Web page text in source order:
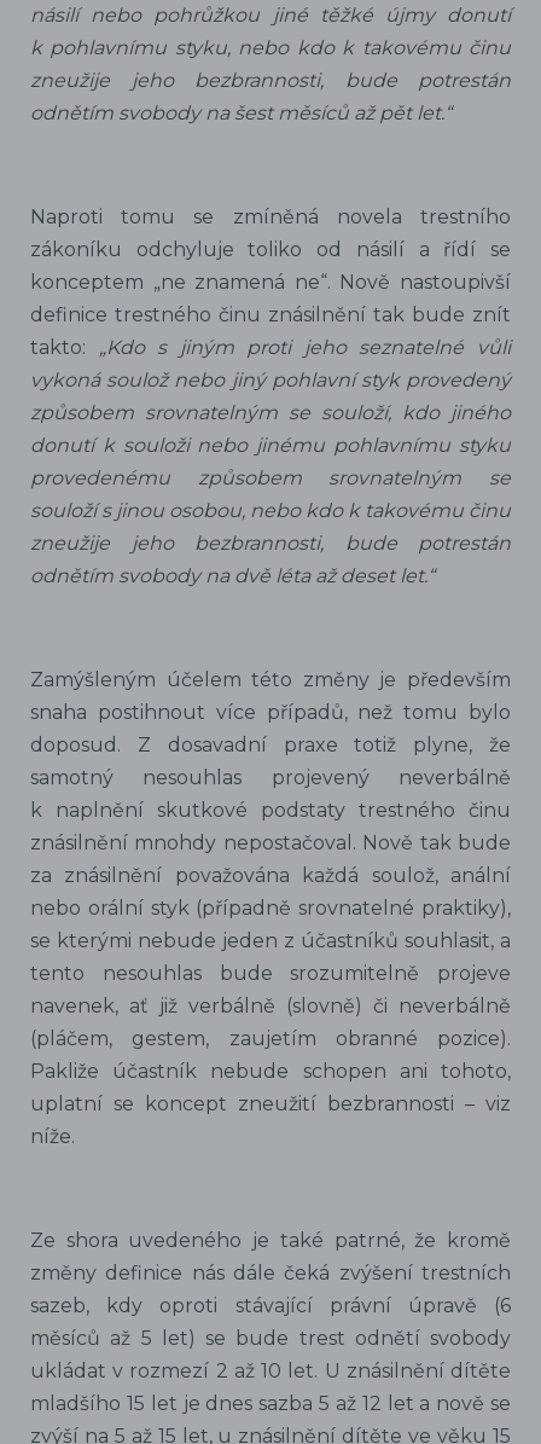
násilí nebo pohrůžkou jiné těžké újmy donutí
k pohlavnímu styku, nebo kdo k takovému činu
zneužije jeho bezbrannosti, bude potrestán
odnětím svobody na šest měsíců až pět let.“
Naproti tomu se zmíněná novela trestního
zákoníku odchyluje toliko od násilí a řídí se
konceptem „ne znamená ne“. Nově nastoupivší
definice trestného činu znásilnění tak bude znít
takto: „Kdo s jiným proti jeho seznatelné vůli
vykoná soulož nebo jiný pohlavní styk provedený
způsobem srovnatelným se souloží, kdo jiného
donutí k souloži nebo jinému pohlavnímu styku
provedenému způsobem srovnatelným se
souloží s jinou osobou, nebo kdo k takovému činu
zneužije jeho bezbrannosti, bude potrestán
odnětím svobody na dvě léta až deset let.“
Zamýšleným účelem této změny je především
snaha postihnout více případů, než tomu bylo
doposud. Z dosavadní praxe totiž plyne, že
samotný nesouhlas projevený neverbálně
k naplnění skutkové podstaty trestného činu
znásilnění mnohdy nepostačoval. Nově tak bude
za znásilnění považována každá soulož, anální
nebo orální styk (případně srovnatelné praktiky),
se kterými nebude jeden z účastníků souhlasit, a
tento nesouhlas bude srozumitelně projeve
navenek, ať již verbálně (slovně) či neverbálně
(pláčem, gestem, zaujetím obranné pozice).
Pakliže účastník nebude schopen ani tohoto,
uplatní se koncept zneužití bezbrannosti – viz
níže.
Ze shora uvedeného je také patrné, že kromě
změny definice nás dále čeká zvýšení trestních
sazeb, kdy oproti stávající právní úpravě (6
měsíců až 5 let) se bude trest odnětí svobody
ukládat v rozmezí 2 až 10 let. U znásilnění dítěte
mladšího 15 let je dnes sazba 5 až 12 let a nově se
zvýší na 5 až 15 let, u znásilnění dítěte ve věku 15